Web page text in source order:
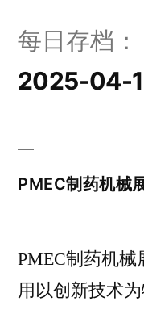
每日存档：
2025-04-
PMEC制药机械
PMEC制药机械
用以创新技术